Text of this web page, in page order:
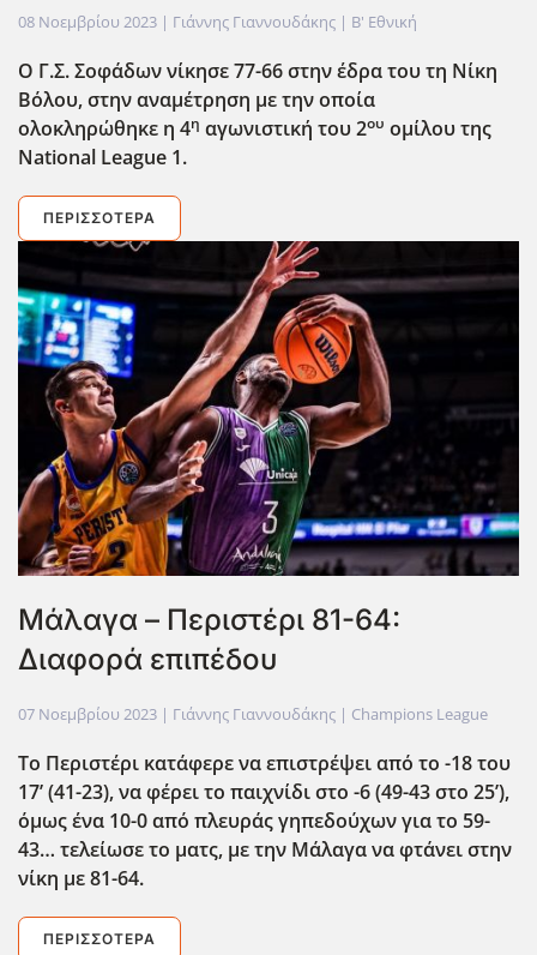
08 Νοεμβρίου 2023 | Γιάννης Γιαννουδάκης | Β' Εθνική
Ο Γ.Σ. Σοφάδων νίκησε 77-66 στην έδρα του τη Νίκη
Βόλου, στην αναμέτρηση με την οποία
ολοκληρώθηκε η 4η αγωνιστική του 2ου ομίλου της
National League 1.
ΠΕΡΙΣΣΌΤΕΡΑ
Μάλαγα – Περιστέρι 81-64:
Διαφορά επιπέδου
07 Νοεμβρίου 2023 | Γιάννης Γιαννουδάκης | Champions League
Το Περιστέρι κατάφερε να επιστρέψει από το -18 του
17’ (41-23), να φέρει το παιχνίδι στο -6 (49-43 στο 25’),
όμως ένα 10-0 από πλευράς γηπεδούχων για το 59-
43… τελείωσε το ματς, με την Μάλαγα να φτάνει στην
νίκη με 81-64.
ΠΕΡΙΣΣΌΤΕΡΑ